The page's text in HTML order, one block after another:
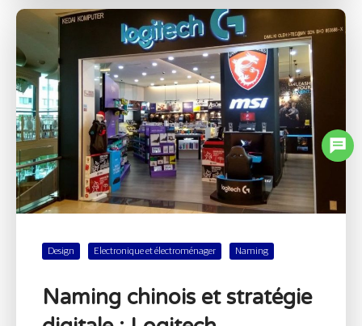
Design Electronique et électroménager Naming
Naming chinois et stratégie